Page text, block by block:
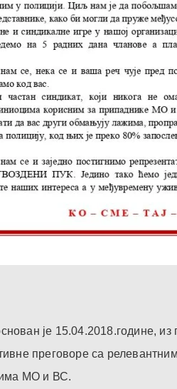
је 15.04.2018.године,
преговоре са
МО и ВС.